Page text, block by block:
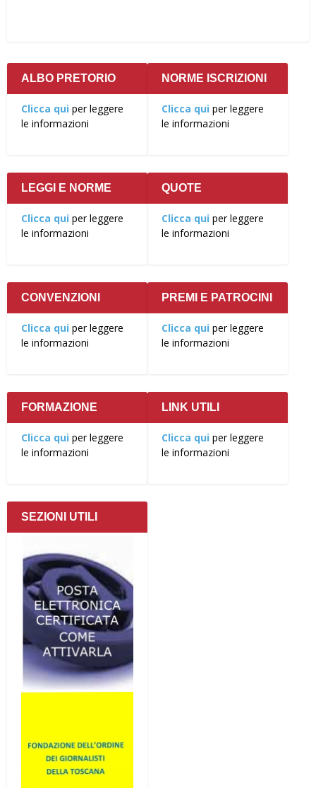
ALBO PRETORIO
Clicca qui per leggere
le informazioni
NORME ISCRIZIONI
Clicca qui per leggere
le informazioni
LEGGI E NORME
Clicca qui per leggere
le informazioni
QUOTE
Clicca qui per leggere
le informazioni
CONVENZIONI
Clicca qui per leggere
le informazioni
PREMI E PATROCINI
Clicca qui per leggere
le informazioni
FORMAZIONE
Clicca qui per leggere
le informazioni
LINK UTILI
Clicca qui per leggere
le informazioni
SEZIONI UTILI